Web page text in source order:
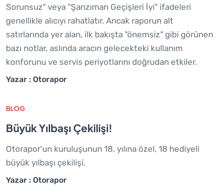
Sorunsuz" veya "Şanzıman Geçişleri İyi" ifadeleri
genellikle alıcıyı rahatlatır. Ancak raporun alt
satırlarında yer alan, ilk bakışta "önemsiz" gibi görünen
bazı notlar, aslında aracın gelecekteki kullanım
konforunu ve servis periyotlarını doğrudan etkiler.
Yazar : Otorapor
BLOG
Büyük Yılbaşı Çekilişi!
Otorapor'un kuruluşunun 18. yılına özel, 18 hediyeli
büyük yılbaşı çekilişi.
Yazar : Otorapor